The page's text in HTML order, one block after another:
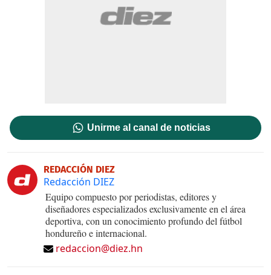
Unirme al canal de noticias
REDACCIÓN DIEZ
Redacción DIEZ
Equipo compuesto por periodistas, editores y
diseñadores especializados exclusivamente en el área
deportiva, con un conocimiento profundo del fútbol
hondureño e internacional.
redaccion@diez.hn